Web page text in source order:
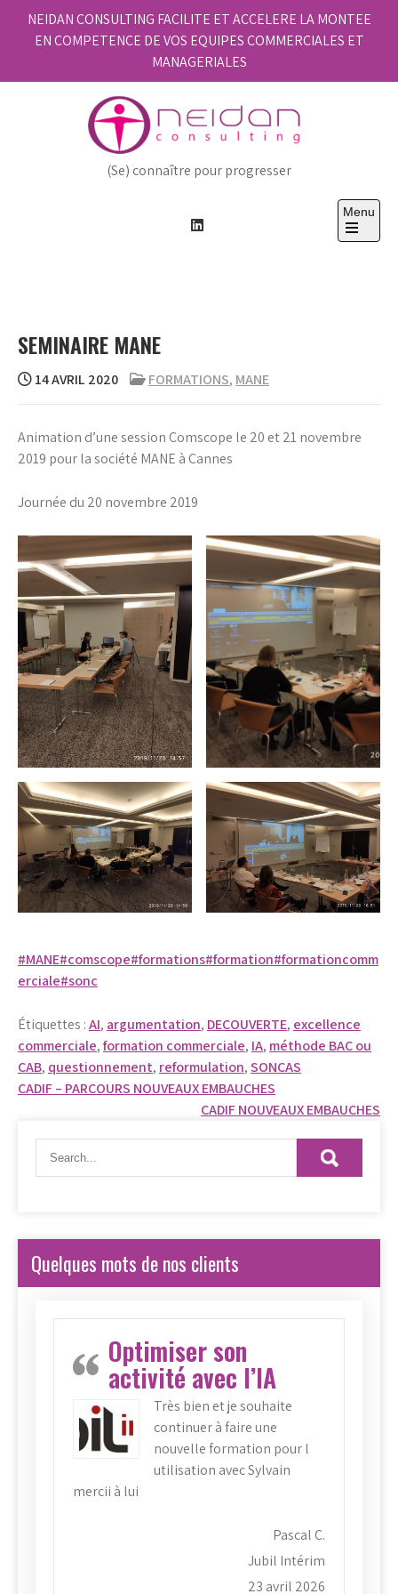
NEIDAN CONSULTING FACILITE ET ACCELERE LA MONTEE
EN COMPETENCE DE VOS EQUIPES COMMERCIALES ET
MANAGERIALES
(Se) connaître pour progresser
Menu
Open
SEMINAIRE MANE
14 AVRIL 2020 FORMATIONS, MANE
Animation d’une session Comscope le 20 et 21 novembre
2019 pour la société MANE à Cannes
Journée du 20 novembre 2019
#MANE#comscope#formations#formation#formationcomm
erciale#sonc
Étiquettes :AI, argumentation, DECOUVERTE, excellence
commerciale,formation commerciale, IA, méthode BAC ou
CAB, questionnement, reformulation,SONCAS
Navigation
l’article
CADIF – PARCOURS NOUVEAUX EMBAUCHES
CADIF NOUVEAUX EMBAUCHES
Quelques mots de nos clients
Optimiser son
activité avec l’IA
Très bien et je souhaite
continuer à faire une
nouvelle formation pour l
utilisation avec Sylvain
mercii à lui
Pascal C.
Jubil Intérim
23 avril 2026